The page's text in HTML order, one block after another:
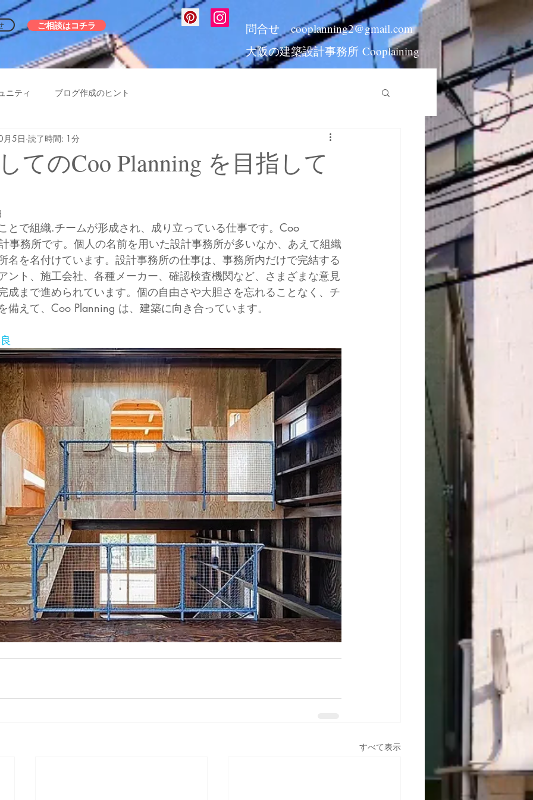
ご相談はコチラ 問合せcooplanning2@gmail.com
大阪の建築設計事務所 Cooplaining
ニティ ブログ作成のヒント
てのCoo Planning を目指して
5日 読了時間: 1分
とで組織.チームが形成され、成り立っている仕事です。Coo
事務所です。個人の名前を用いた設計事務所が多いなか、あえて組織
名を名付けています。設計事務所の仕事は、事務所内だけで完結する
ント、施工会社、各種メーカー、確認検査機関など、さまざまな意見
成まで進められています。個の自由さや大胆さを忘れることなく、チ
備えて、Coo Planning は、建築に向き合っています。
すべて表示